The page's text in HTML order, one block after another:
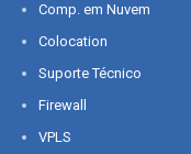
Comp. em Nuvem
Colocation
Suporte Técnico
Firewall
VPLS